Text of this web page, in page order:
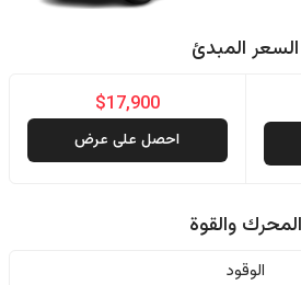
السعر المبدئ
$17,900
احصل على عرض
المحرك والقوة
الوقود